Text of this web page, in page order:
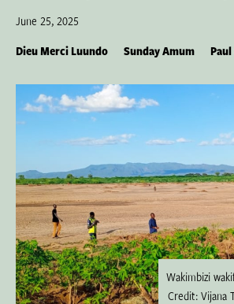
June 25, 2025
Dieu Merci Luundo Sunday Amum
Wakimbizi
Credit: Vijana